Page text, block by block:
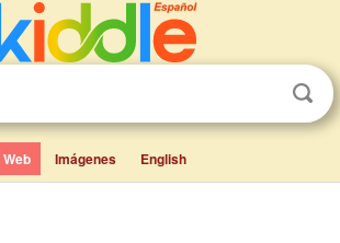
Web Imágenes English